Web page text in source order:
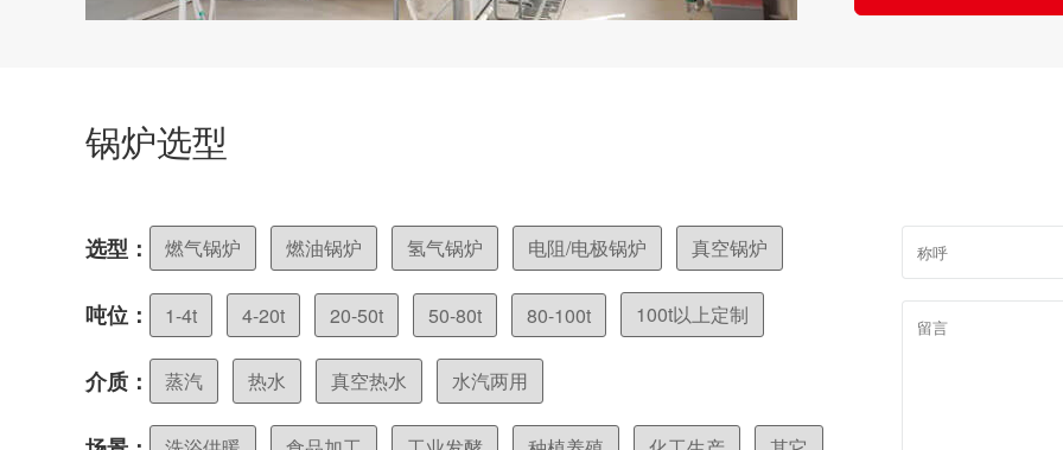
锅炉选型
选型： 燃气锅炉 燃油锅炉 氢气锅炉 电阻/电极锅炉 真空锅炉
吨位： 1-4t 4-20t 20-50t 50-80t 80-100t 100t以上定制
介质： 蒸汽 热水 真空热水 水汽两用